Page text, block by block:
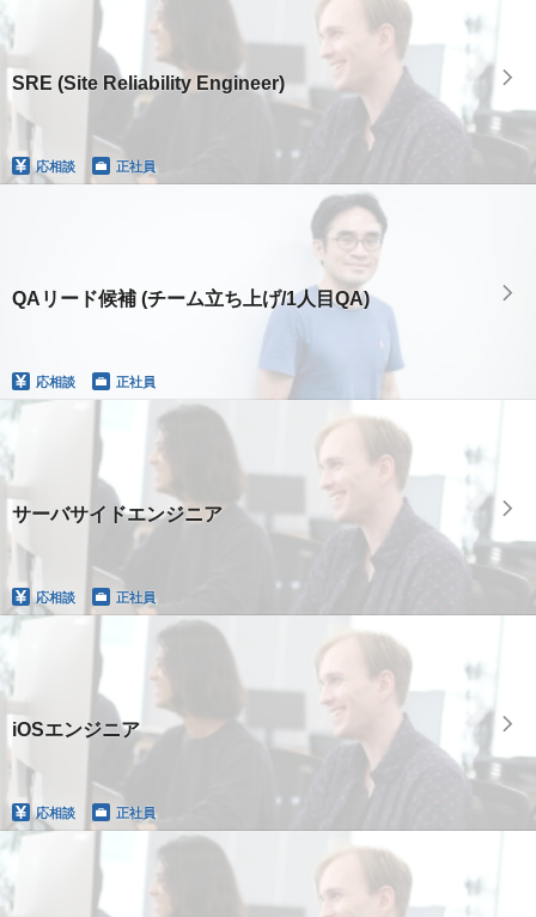
SRE (Site Reliability Engineer)
応相談 正社員
QAリード候補 (チーム立ち上げ/1人目QA)
応相談 正社員
サーバサイドエンジニア
応相談 正社員
iOSエンジニア
応相談 正社員